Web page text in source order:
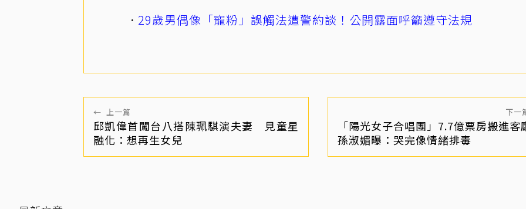
29歲男偶像「寵粉」誤觸法遭警約談！公開露面呼籲遵守法規
← 上一篇
邱凱偉首闖台八搭陳珮騏演夫妻 見童星
融化：想再生女兒
下一
「陽光女子合唱團」7.7億票房搬進客
孫淑媚曝：哭完像情緒排毒